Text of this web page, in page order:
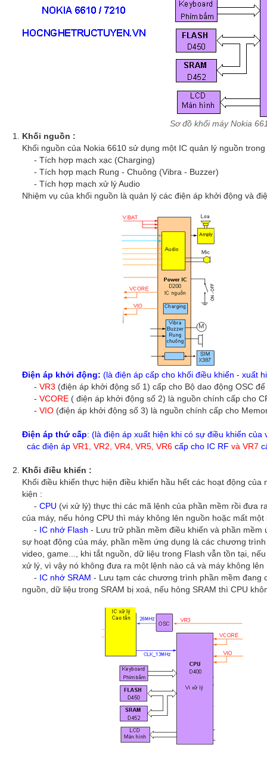
Sơ đồ khối máy Nokia
Khối nguồn :
Khối nguồn của Nokia 6610 sử dụng một IC quản lý nguồn
- Tích hợp mạch xạc (Charging)
- Tích hợp mạch Rung - Chuông (Vibra - Buzzer)
- Tích hợp mạch xử lý Audio
Nhiệm vụ của khối nguồn là quản lý các điện áp khởi động và
Điện áp khởi động: (là điện áp cấp cho khối điều khiển - xuất
- VR3 (điện áp khởi động số 1) cấp cho Bộ dao động OSC
- VCORE ( điện áp khởi động số 2) là nguồn chính cấp cho
- VIO (điện áp khởi động số 3) là nguồn chính cấp cho
Điện áp thứ cấp: (là điện áp xuất hiện khi có sự điều khiển
các điện áp VR1, VR2, VR4, VR5, VR6 cấp cho IC RF và VR7
Khối điều khiển :
Khối điều khiển thực hiện điều khiển hầu hết các hoạt động
kiện :
- CPU (vi xử lý) thực thi các mã lệnh của phần mềm rồi đưa
của máy, nếu hỏng CPU thì máy không lên nguồn hoặc mất
- IC nhớ Flash - Lưu trữ phần mềm điều khiển và phần mềm
sự hoạt động của máy, phần mềm ứng dụng là các chương
video, game..., khi tắt nguồn, dữ liệu trong Flash vẫn tồn tại,
xử lý, vì vậy nó không đưa ra một lệnh nào cả và máy không lên
- IC nhớ SRAM - Lưu tạm các chương trình phần mềm đang
nguồn, dữ liệu trong SRAM bị xoá, nếu hỏng SRAM thì CPU